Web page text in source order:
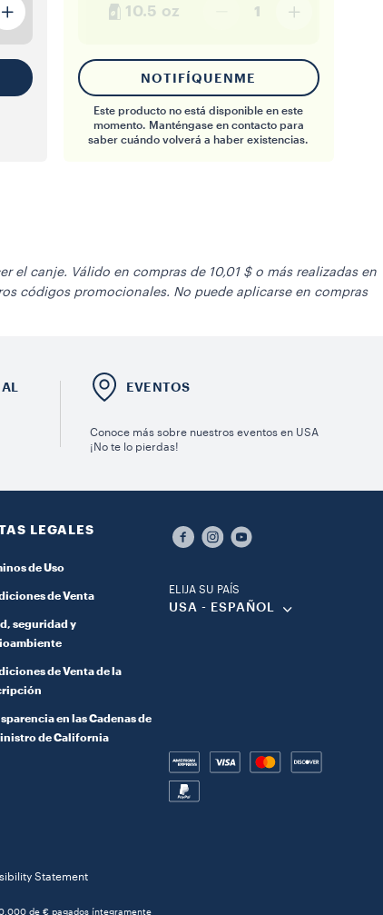
10.5 oz 1
NOTIFÍQUENME
Este producto no está disponible en este
momento. Manténgase en contacto para
saber cuándo volverá a haber existencias.
el canje. Válido en compras de 10,01 $ o más realizadas en
códigos promocionales. No puede aplicarse en compras
EVENTOS
Conoce más sobre nuestros eventos en USA
¡No te lo pierdas!
LEGALES
de Uso
de Venta
seguridad y
de Venta de la
en las Cadenas de
de California
ELIJA SU PAÍS
USA - ESPAÑOL
Statement
de € pagados íntegramente